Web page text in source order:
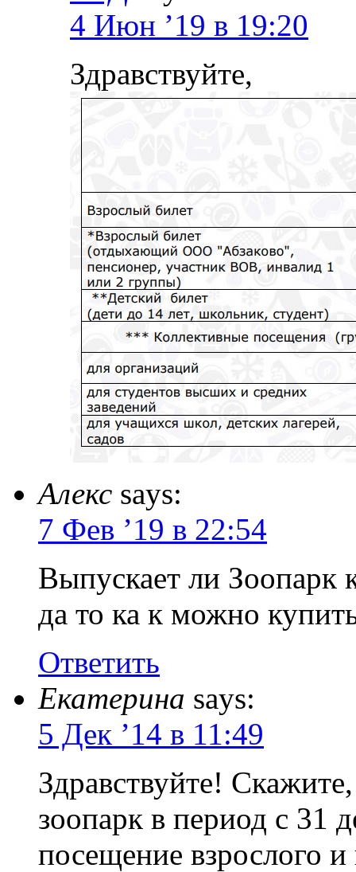
4 Июн ’19 в 19:20
Здравствуйте,
Алекс says:
7 Фев ’19 в 22:54
Выпускает ли Зоопарк
да то ка к можно
Ответить
Екатерина says:
5 Дек ’14 в 11:49
Здравствуйте!
зоопарк в период с 31
посещение взрослого и